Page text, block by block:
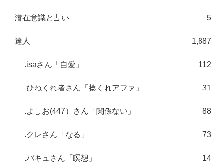
潜在意識と占い 5
達人 1,887
.isaさん「自愛」 112
.ひねくれ者さん「捻くれアファ」 31
.よしお(447）さん「関係ない」 88
.クレさん「なる」 73
.バキュさん「瞑想」 14